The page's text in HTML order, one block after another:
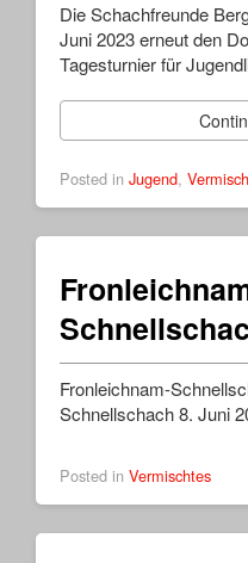
Die Schachfreunde
Juni 2023 erneut den
Tagesturnier für
Posted in Jugend,
Fronleichnam-
Schnellschach 8. Juni
Posted in Vermischtes